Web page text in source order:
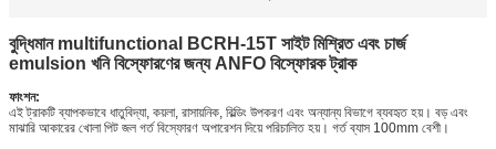
বুদ্ধিমান multifunctional BCRH-15T সাইট মিশ্রিত এবং চার্জ
emulsion খনি বিস্ফোরণের জন্য ANFO বিস্ফোরক ট্রাক
ফাংশন:
এই ট্রাকটি ব্যাপকভাবে ধাতুবিদ্যা, কয়লা, রাসায়নিক, বিল্ডিং উপকরণ এবং অন্যান্য বিভাগে ব্যবহৃত হয়। বড় এবং
মাঝারি আকারের খোলা পিট জল গর্ত বিস্ফোরণ অপারেশন দিয়ে পরিচালিত হয়। গর্ত ব্যাস 100mm বেশী।